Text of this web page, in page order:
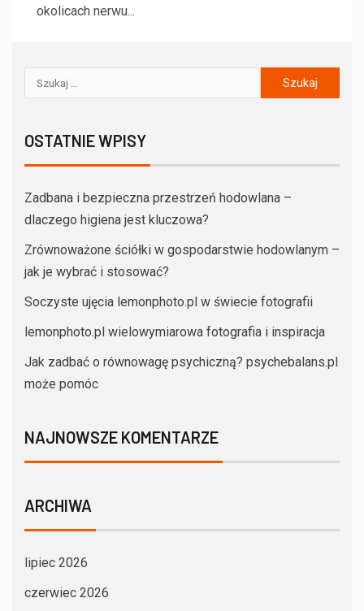
okolicach nerwu...
OSTATNIE WPISY
Zadbana i bezpieczna przestrzeń hodowlana –
dlaczego higiena jest kluczowa?
Zrównoważone ściółki w gospodarstwie hodowlanym –
jak je wybrać i stosować?
Soczyste ujęcia lemonphoto.pl w świecie fotografii
lemonphoto.pl wielowymiarowa fotografia i inspiracja
Jak zadbać o równowagę psychiczną? psychebalans.pl
może pomóc
NAJNOWSZE KOMENTARZE
ARCHIWA
lipiec 2026
czerwiec 2026